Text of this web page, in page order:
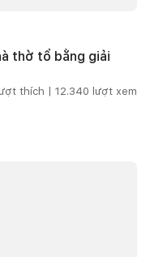
thờ tổ bằng giải
thích | 12.340 lượt xem